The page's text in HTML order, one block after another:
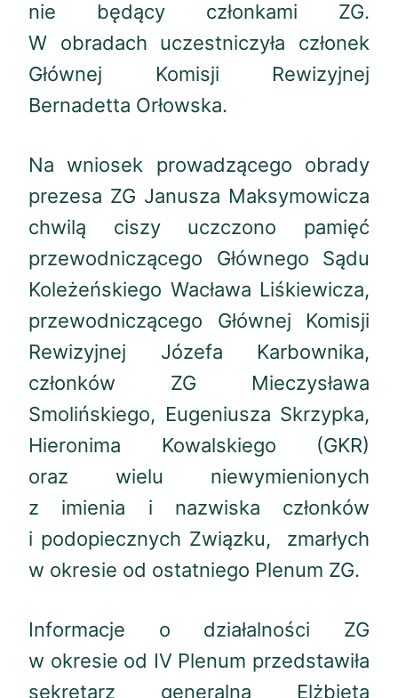
nie będący członkami ZG.
W obradach uczestniczyła członek
Głównej Komisji Rewizyjnej
Bernadetta Orłowska.
Na wniosek prowadzącego obrady
prezesa ZG Janusza Maksymowicza
chwilą ciszy uczczono pamięć
przewodniczącego Głównego Sądu
Koleżeńskiego Wacława Liśkiewicza,
przewodniczącego Głównej Komisji
Rewizyjnej Józefa Karbownika,
członków ZG Mieczysława
Smolińskiego, Eugeniusza Skrzypka,
Hieronima Kowalskiego (GKR)
oraz wielu niewymienionych
z imienia i nazwiska członków
i podopiecznych Związku, zmarłych
w okresie od ostatniego Plenum ZG.
Informacje o działalności ZG
w okresie od IV Plenum przedstawiła
sekretarz generalna Elżbieta